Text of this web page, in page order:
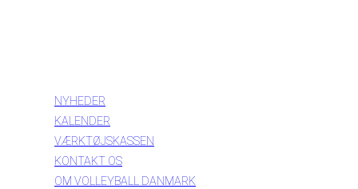
NYHEDER
KALENDER
VÆRKTØJSKASSEN
KONTAKT OS
OM VOLLEYBALL DANMARK